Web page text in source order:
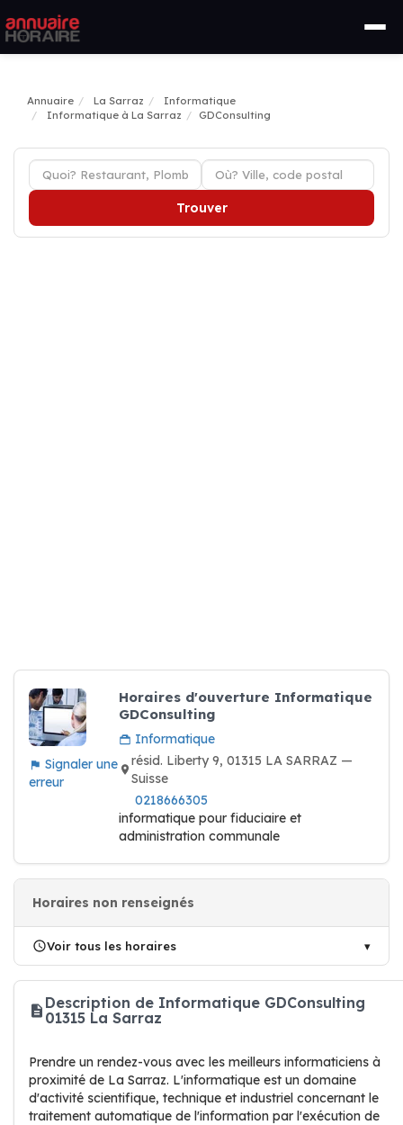
Annuaire La Sarraz
Informatique
Informatique à La Sarraz
GDConsulting
Trouver
Signaler une
erreur
Horaires d'ouverture Informatique
GDConsulting
Informatique
résid. Liberty 9, 01315 LA SARRAZ —
Suisse
0218666305
informatique pour fiduciaire et
administration communale
Horaires non renseignés
Voir tous les horaires
Description de Informatique GDConsulting
01315 La Sarraz
Prendre un rendez-vous avec les meilleurs informaticiens à
proximité de La Sarraz. L'informatique est un domaine
d'activité scientifique, technique et industriel concernant le
traitement automatique de l'information par l'exécution de